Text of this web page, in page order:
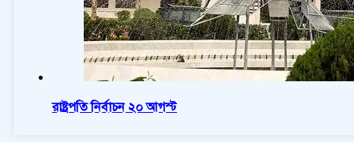
রাষ্ট্রপতি নির্বাচন ২০ আগস্ট